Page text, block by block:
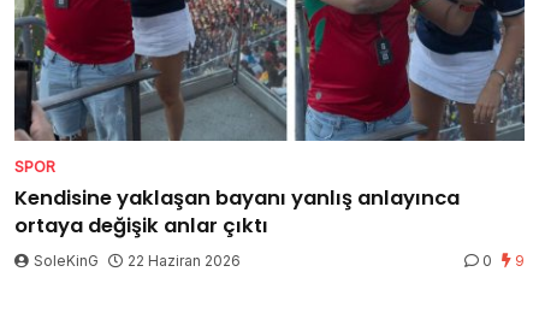
SPOR
Kendisine yaklaşan bayanı yanlış anlayınca
ortaya değişik anlar çıktı
SoleKinG 22 Haziran 2026 0 9